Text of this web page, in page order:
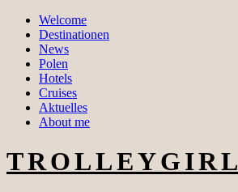
Welcome
Destinationen
News
Polen
Hotels
Cruises
Aktuelles
About me
TROLLEYGIRL